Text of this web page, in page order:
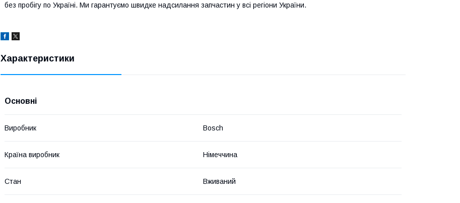
без пробігу по Україні. Ми гарантуємо швидке надсилання запчастин у всі регіони України.
Характеристики
Основні
Виробник Bosch
Країна виробник Німеччина
Стан Вживаний